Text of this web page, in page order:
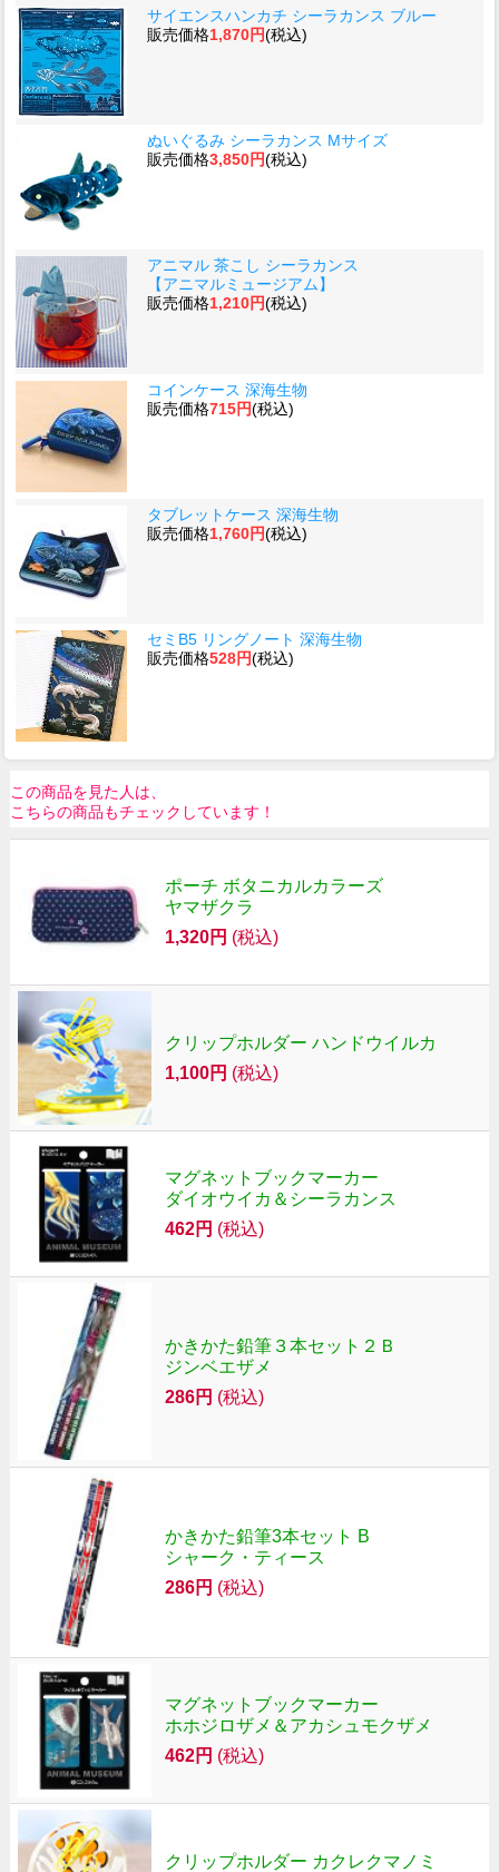
サイエンスハンカチ シーラカンス ブルー
販売価格1,870円(税込)
ぬいぐるみ シーラカンス Mサイズ
販売価格3,850円(税込)
アニマル 茶こし シーラカンス
【アニマルミュージアム】
販売価格1,210円(税込)
コインケース 深海生物
販売価格715円(税込)
タブレットケース 深海生物
販売価格1,760円(税込)
セミB5 リングノート 深海生物
販売価格528円(税込)
この商品を見た人は、
こちらの商品もチェックしています！
ポーチ ボタニカルカラーズ
ヤマザクラ
1,320円 (税込)
クリップホルダー ハンドウイルカ
1,100円 (税込)
マグネットブックマーカー
ダイオウイカ＆シーラカンス
462円 (税込)
かきかた鉛筆３本セット２Ｂ
ジンベエザメ
286円 (税込)
かきかた鉛筆3本セット B
シャーク・ティース
286円 (税込)
マグネットブックマーカー
ホホジロザメ＆アカシュモクザメ
462円 (税込)
クリップホルダー カクレクマノミ